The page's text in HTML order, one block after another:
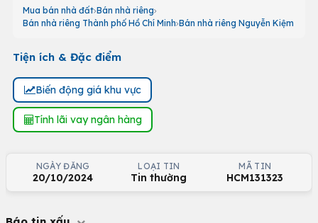
Mua bán nhà đất Bán nhà riêng
Bán nhà riêng Thành phố Hồ Chí Minh Bán nhà riêng Nguyễn Kiệm
Tiện ích & Đặc điểm
Biến động giá khu vực
Tính lãi vay ngân hàng
NGÀY ĐĂNG
20/10/2024
LOẠI TIN
Tin thường
MÃ TIN
HCM131323